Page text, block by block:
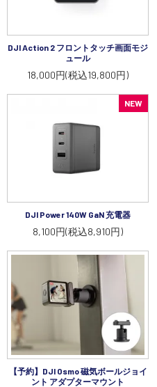
DJI Action 2 フロントタッチ画面モジ
ュール
18,000円(税込19,800円)
NEW
DJI Power 140W GaN 充電器
8,100円(税込8,910円)
【予約】DJI Osmo 磁気ボールジョイ
ント アダプターマウント